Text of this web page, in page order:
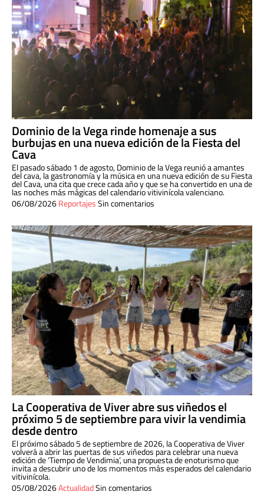
Dominio de la Vega rinde homenaje a sus
burbujas en una nueva edición de la Fiesta del
Cava
El pasado sábado 1 de agosto, Dominio de la Vega reunió a amantes
del cava, la gastronomía y la música en una nueva edición de su Fiesta
del Cava, una cita que crece cada año y que se ha convertido en una de
las noches más mágicas del calendario vitivinícola valenciano.
06/08/2026ReportajesSin comentarios
La Cooperativa de Viver abre sus viñedos el
próximo 5 de septiembre para vivir la vendimia
desde dentro
El próximo sábado 5 de septiembre de 2026, la Cooperativa de Viver
volverá a abrir las puertas de sus viñedos para celebrar una nueva
edición de ‘Tiempo de Vendimia’, una propuesta de enoturismo que
invita a descubrir uno de los momentos más esperados del calendario
vitivinícola.
05/08/2026ActualidadSin comentarios